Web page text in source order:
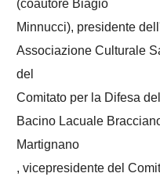
(coautore Biagio
Minnucci), presidente
Associazione Culturale
del
Comitato per la Difesa del
Bacino Lacuale
Martignano
, vicepresidente del